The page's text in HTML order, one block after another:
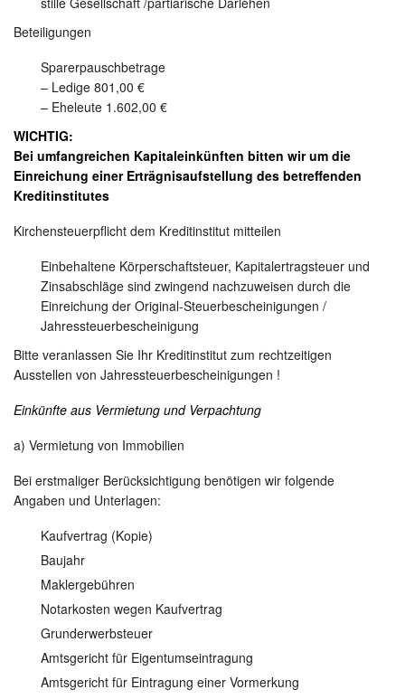
Beteiligungen
Sparerpauschbetrage
– Ledige 801,00 €
– Eheleute 1.602,00 €
WICHTIG:
Bei umfangreichen Kapitaleinkünften bitten wir um die
Einreichung einer Erträgnisaufstellung des betreffenden
Kreditinstitutes
Kirchensteuerpflicht dem Kreditinstitut mitteilen
Einbehaltene Körperschaftsteuer, Kapitalertragsteuer und
Zinsabschläge sind zwingend nachzuweisen durch die
Einreichung der Original-Steuerbescheinigungen /
Jahressteuerbescheinigung
Bitte veranlassen Sie Ihr Kreditinstitut zum rechtzeitigen
Ausstellen von Jahressteuerbescheinigungen !
Einkünfte aus Vermietung und Verpachtung
a) Vermietung von Immobilien
Bei erstmaliger Berücksichtigung benötigen wir folgende
Angaben und Unterlagen:
Kaufvertrag (Kopie)
Baujahr
Maklergebühren
Notarkosten wegen Kaufvertrag
Grunderwerbsteuer
Amtsgericht für Eigentumseintragung
Amtsgericht für Eintragung einer Vormerkung